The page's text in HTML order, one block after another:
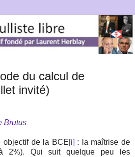
du calcul de
invité)
Brutus
objectif de la BCE[i] : la maîtrise de
à 2%). Qui suit quelque peu les